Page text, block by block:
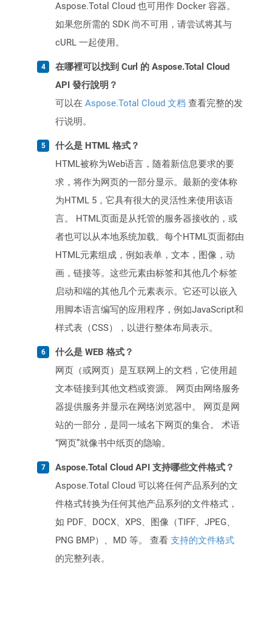
Aspose.Total Cloud 也可用作 Docker 容器。
如果您所需的 SDK 尚不可用，请尝试将其与
cURL 一起使用。
在哪裡可以找到 Curl 的 Aspose.Total Cloud
API 發行說明？
可以在 Aspose.Total Cloud 文档 查看完整的发
行说明。
什么是 HTML 格式？
HTML被称为Web语言，随着新信息要求的要
求，将作为网页的一部分显示。最新的变体称
为HTML 5，它具有很大的灵活性来使用该语
言。 HTML页面是从托管的服务器接收的，或
者也可以从本地系统加载。每个HTML页面都由
HTML元素组成，例如表单，文本，图像，动
画，链接等。这些元素由标签和其他几个标签
启动和端的其他几个元素表示。它还可以嵌入
用脚本语言编写的应用程序，例如JavaScript和
样式表（CSS），以进行整体布局表示。
什么是 WEB 格式？
网页（或网页）是互联网上的文档，它使用超
文本链接到其他文档或资源。 网页由网络服务
器提供服务并显示在网络浏览器中。 网页是网
站的一部分，是同一域名下网页的集合。 术语
“网页”就像书中纸页的隐喻。
Aspose.Total Cloud API 支持哪些文件格式？
Aspose.Total Cloud 可以将任何产品系列的文
件格式转换为任何其他产品系列的文件格式，
如 PDF、DOCX、XPS、图像（TIFF、JPEG、
PNG BMP）、MD 等。 查看 支持的文件格式
的完整列表。